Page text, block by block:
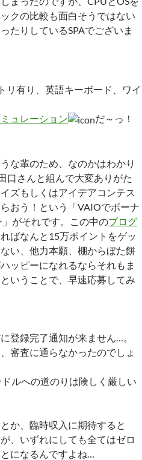
クの比較も面白そうではない
たりしているSPAでございま
リ有り、英語キーボード、ワイ
ュレーション
だ～っ！
な輩のため、なのかはわかり
口さんと組んで大変ありがた
ズもしくはアイデアコンテス
おう！という「VAIOでボーナ
がそれです。この中のブログ
ばなんと15万ポイントをゲッ
い、他力本願、棚からぼた餅
ッピーになれるならそれもま
いうことで、早速応募してみ
登録完了通知が来ません…。
審査に通らなかったのでしょ
ルへの道のりは険しく厳しい
か、臨時収入に期待すると
、いずれにしても全てはゼロ
になるんですよね…